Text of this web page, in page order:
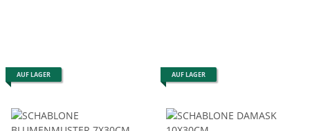
AUF LAGER AUF LAGER